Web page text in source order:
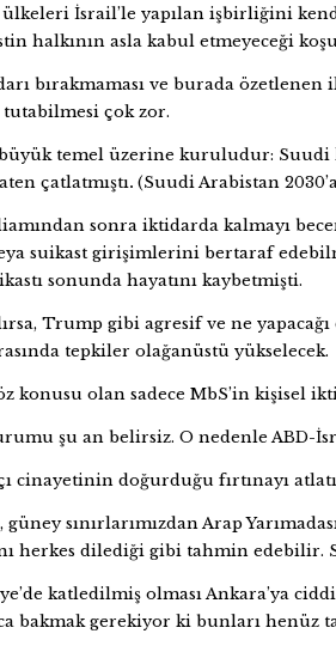
İsrail’le yapılan işbirliğini
halkının asla kabul etmeyeceği
bırakmaması ve burada
çok zor.
temel üzerine kuruludur: Suudi
çatlatmıştı. (Suudi Arabistan
sonra iktidarda kalmayı
suikast girişimlerini bertaraf
sonunda hayatını kaybetmişti.
Trump gibi agresif ve ne
tepkiler olağanüstü yükselecek.
konusu olan sadece MbS’in kişisel
şu an belirsiz. O nedenle ABD-
cinayetinin doğurduğu fırtınayı
sınırlarımızdan Arap
herkes dilediği gibi tahmin edebilir.
katledilmiş olması
bakmak gerekiyor ki bunları henüz